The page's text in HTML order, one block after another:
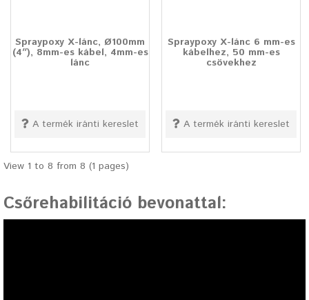
Spraypoxy X-lánc, Ø100mm
(4″), 8mm-es kábel, 4mm-es
lánc
A termék iránti kereslet
Spraypoxy X-lánc 6 mm-es
kábelhez, 50 mm-es
csövekhez
A termék iránti kereslet
View 1 to 8 from 8 (1 pages)
Csőrehabilitáció bevonattal: